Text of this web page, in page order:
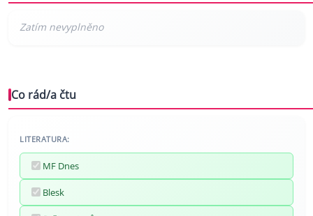
Co rád/a čtu
LITERATURA:
MF Dnes
Blesk